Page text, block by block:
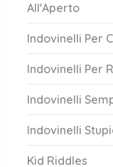
All'Aperto
Indovinelli Per
Indovinelli Per
Indovinelli
Indovinelli
Kid Riddles